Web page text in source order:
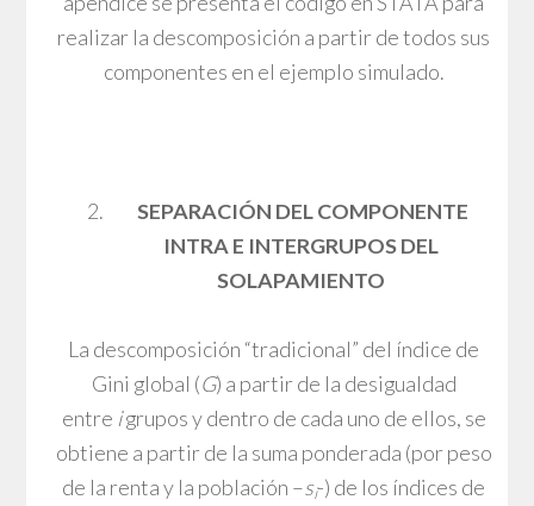
realizar la descomposición a partir de todos sus
componentes en el ejemplo simulado.
SEPARACIÓN DEL COMPONENTE
INTRA E INTERGRUPOS DEL
SOLAPAMIENTO
La descomposición “tradicional” del índice de
Gini global (G) a partir de la desigualdad
entre igrupos y dentro de cada uno de ellos, se
obtiene a partir de la suma ponderada (por peso
de la renta y la población –si-) de los índices de